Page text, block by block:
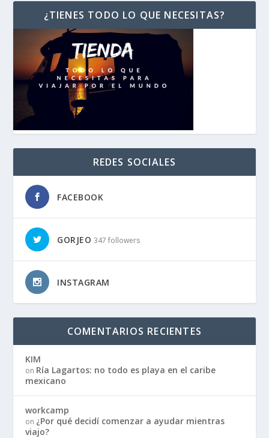
¿TIENES TODO LO QUE NECESITAS?
REDES SOCIALES
FACEBOOK
GORJEO 347 followers
INSTAGRAM
COMENTARIOS RECIENTES
KIM
on Ría Lagartos: no todo es playa en el caribe
mexicano
workcamp
on ¿Por qué decidí comenzar a ayudar mientras
viajo?